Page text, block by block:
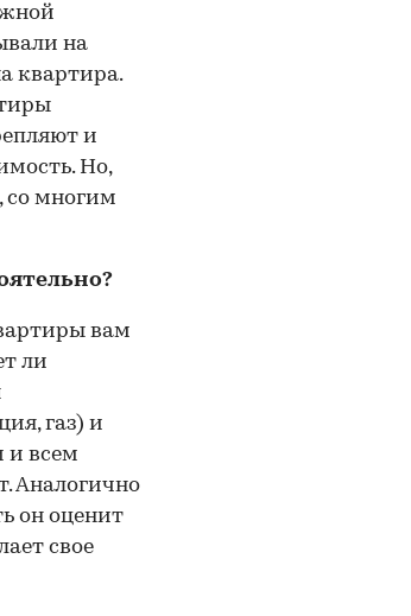
на
квартира.
и
Но,
со многим
вам
ли
газ) и
и всем
Аналогично
он оценит
свое